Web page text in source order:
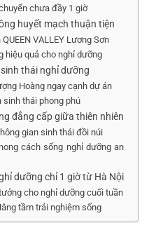
chưa đầy 1 giờ
huyết mạch thuận tiện
VALLEY Lương Sơn
hiệu quả cho nghỉ dưỡng
sinh thái nghỉ dưỡng
Hoàng ngay cạnh dự án
sinh thái phong phú
đẳng cấp giữa thiên nhiên
gian sinh thái đồi núi
cách sống nghỉ dưỡng an
dưỡng chỉ 1 giờ từ Hà Nội
cho nghỉ dưỡng cuối tuần
tầm trải nghiệm sống